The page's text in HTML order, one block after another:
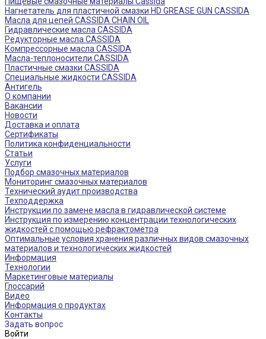
Нагнетатель для пластичной смазки HD GREASE GUN CASSIDA
Масла для цепей CASSIDA CHAIN OIL
Гидравлические масла CASSIDA
Редукторные масла CASSIDA
Компрессорные масла CASSIDA
Масла-теплоносители CASSIDA
Пластичные смазки CASSIDA
Специальные жидкости CASSIDA
Антигель
О компании
Вакансии
Новости
Доставка и оплата
Сертификаты
Политика конфиденциальности
Статьи
Услуги
Подбор смазочных материалов
Мониторинг смазочных материалов
Технический аудит производства
Техподдержка
Инструкции по замене масла в гидравлической системе
Инструкция по измерению концентрации технологических
жидкостей с помощью рефрактометра
Оптимальные условия хранения различных видов смазочных
материалов и технологических жидкостей
Информация
Технологии
Маркетинговые материалы
Глоссарий
Видео
Информация о продуктах
Контакты
Задать вопрос
Войти